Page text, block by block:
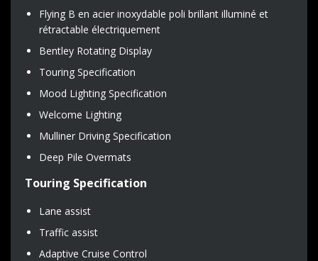
Flying B en acier inoxydable poli brillant illuminé et
rétractable électriquement
Bentley Rotating Display
Touring Specification
Mood Lighting Specification
Welcome Lighting
Mulliner Driving Specification
Deep Pile Overmats
Touring Specification
Lane assist
Traffic assist
Adaptive Cruise Control